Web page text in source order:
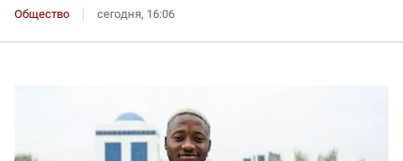
Общество сегодня, 16:06